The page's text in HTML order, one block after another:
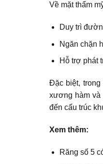
Về mặt thẩm
Duy trì
Ngăn chặn
Hỗ trợ phát
Đặc biệt, trong
xương hàm và
đến cấu trúc
Xem thêm:
Răng số 5